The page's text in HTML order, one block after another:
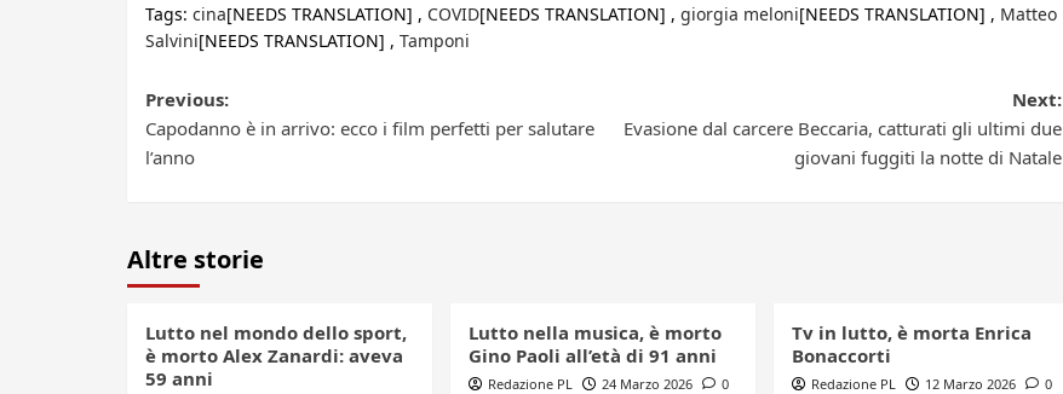
Tags: cina[NEEDS TRANSLATION] , COVID[NEEDS TRANSLATION] , giorgia meloni[NEEDS TRANSLATION] , Matteo
Salvini[NEEDS TRANSLATION] , Tamponi
Post
navigation
Previous:
Capodanno è in arrivo: ecco i film perfetti per salutare
l’anno
Next:
Evasione dal carcere Beccaria, catturati gli ultimi due
giovani fuggiti la notte di Natale
Altre storie
Lutto nel mondo dello sport,
è morto Alex Zanardi: aveva
59 anni
Lutto nella musica, è morto
Gino Paoli all’età di 91 anni
Redazione PL 24 Marzo 2026 0
Tv in lutto, è morta Enrica
Bonaccorti
Redazione PL 12 Marzo 2026 0